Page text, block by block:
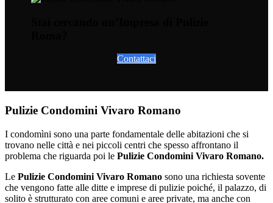
Contattaci
Pulizie Condomini Vivaro Romano
I condomìni sono una parte fondamentale delle abitazioni che si
trovano nelle città e nei piccoli centri che spesso affrontano il
problema che riguarda poi le Pulizie Condomini Vivaro Romano.
Le Pulizie Condomini Vivaro Romano sono una richiesta sovente
che vengono fatte alle ditte e imprese di pulizie poiché, il palazzo, di
solito è strutturato con aree comuni e aree private, ma anche con